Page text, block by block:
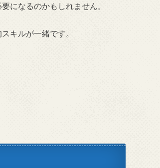
になるのかもしれません。
キルが一緒です。